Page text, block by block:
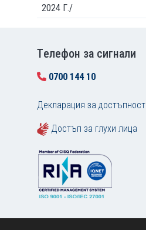
2024 Г./
Tелефон за сигнали
0700 144 10
Декларация за достъпност
Достъп за глухи лица